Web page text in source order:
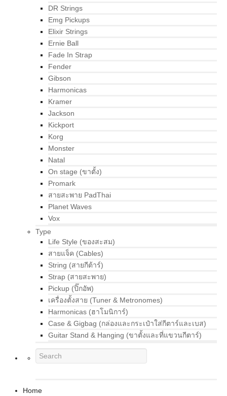
DR Strings
Emg Pickups
Elixir Strings
Ernie Ball
Fade In Strap
Fender
Gibson
Harmonicas
Kramer
Jackson
Kickport
Korg
Monster
Natal
On stage (ขาตั้ง)
Promark
สายสะพาย PadThai
Planet Waves
Vox
Type
Life Style (ของสะสม)
สายแจ็ค (Cables)
String (สายกีต้าร์)
Strap (สายสะพาย)
Pickup (ปิ๊กอัพ)
เครื่องตั้งสาย (Tuner & Metronomes)
Harmonicas (ฮาโมนิการ์)
Case & Gigbag (กล่องและกระเป๋าใส่กีตาร์และเบส)
Guitar Stand & Hanging (ขาตั้งและที่แขวนกีตาร์)
Home